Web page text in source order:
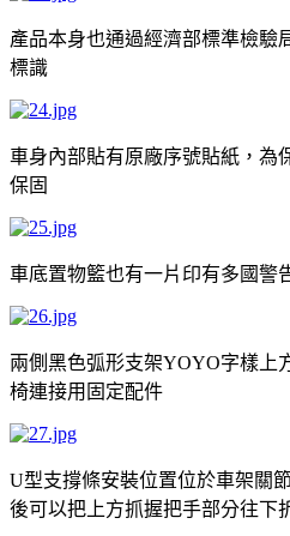
產品本身也通過經濟部標準檢驗
標識
車身內部貼有原廠序號貼紙，為
保固
車底置物籃也有一片印有多國警
兩側黑色弧形支架YOYO字樣上
椅連接用固定配件
U型支撐條安裝位置位於車架關
後可以把上方抓握把手部分往下